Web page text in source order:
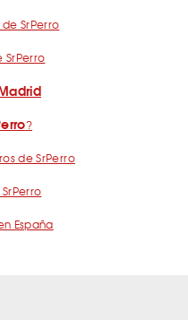
SrPerro
?
de SrPerro
España